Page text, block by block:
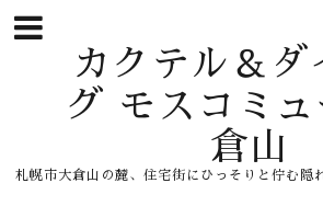
カクテル＆ダ
グ モスコミ
倉山
札幌市大倉山の麓、住宅街にひっそりと佇む隠